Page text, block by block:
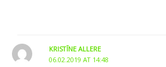
KRISTĪNE ALLERE
06.02.2019 AT 14:48